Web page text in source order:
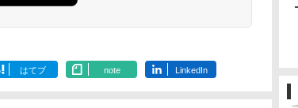
はてブ note LinkedIn